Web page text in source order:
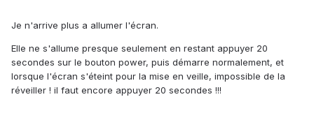
Je n'arrive plus a allumer l'écran.
Elle ne s'allume presque seulement en restant appuyer 20
secondes sur le bouton power, puis démarre normalement, et
lorsque l'écran s'éteint pour la mise en veille, impossible de la
réveiller ! il faut encore appuyer 20 secondes !!!